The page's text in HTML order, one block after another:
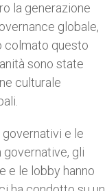
la generazione
globale,
colmato questo
sono state
culturale
e le
governative, gli
e le lobby hanno